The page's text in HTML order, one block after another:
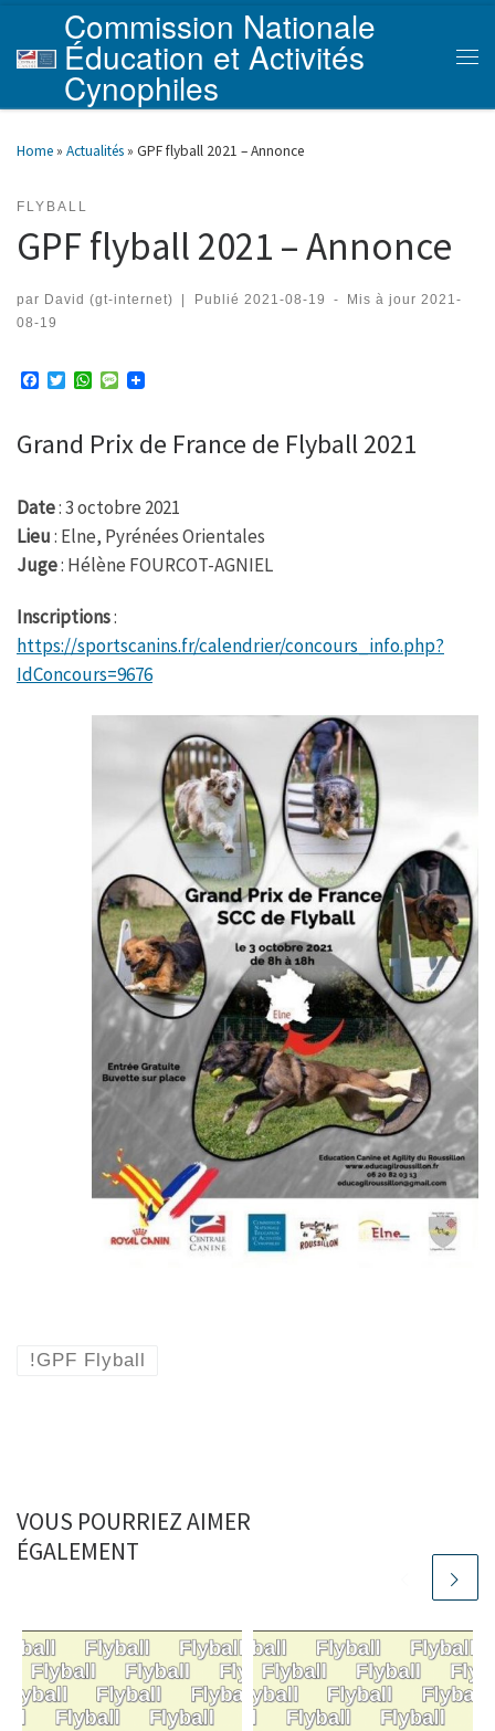
Skip to content
Commission Nationale
Éducation et Activités
Cynophiles
Home » Actualités » GPF flyball 2021 – Annonce
FLYBALL
GPF flyball 2021 – Annonce
par David (gt-internet) Publié 2021-08-19 - Mis à jour 2021-
08-19
b
k
T
t
W
t
s
p
M
s
a
Grand Prix de France de Flyball 2021
Date: 3 octobre 2021
Lieu: Elne, Pyrénées Orientales
Juge: Hélène FOURCOT-AGNIEL
Inscriptions:
https://sportscanins.fr/calendrier/concours_info.php?
IdConcours=9676
!GPF Flyball
VOUS POURRIEZ AIMER
ÉGALEMENT